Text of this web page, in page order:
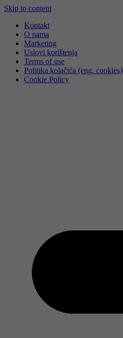
Skip to content
Kontakt
O nama
Marketing
Uslovi korištenja
Terms of use
Politika kolačića (eng. cookies)
Cookie Policy